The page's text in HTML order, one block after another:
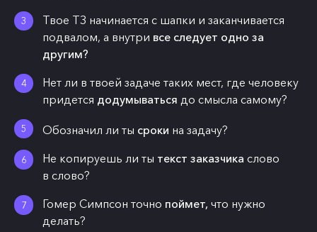
Твое ТЗ начинается с шапки и заканчивается
подвалом, а внутри все следует одно за
другим?
Нет ли в твоей задаче таких мест, где человеку
придется додумываться до смысла самому?
Обозначил ли ты сроки на задачу?
Не копируешь ли ты текст заказчика слово
в слово?
Гомер Симпсон точно поймет, что нужно
делать?